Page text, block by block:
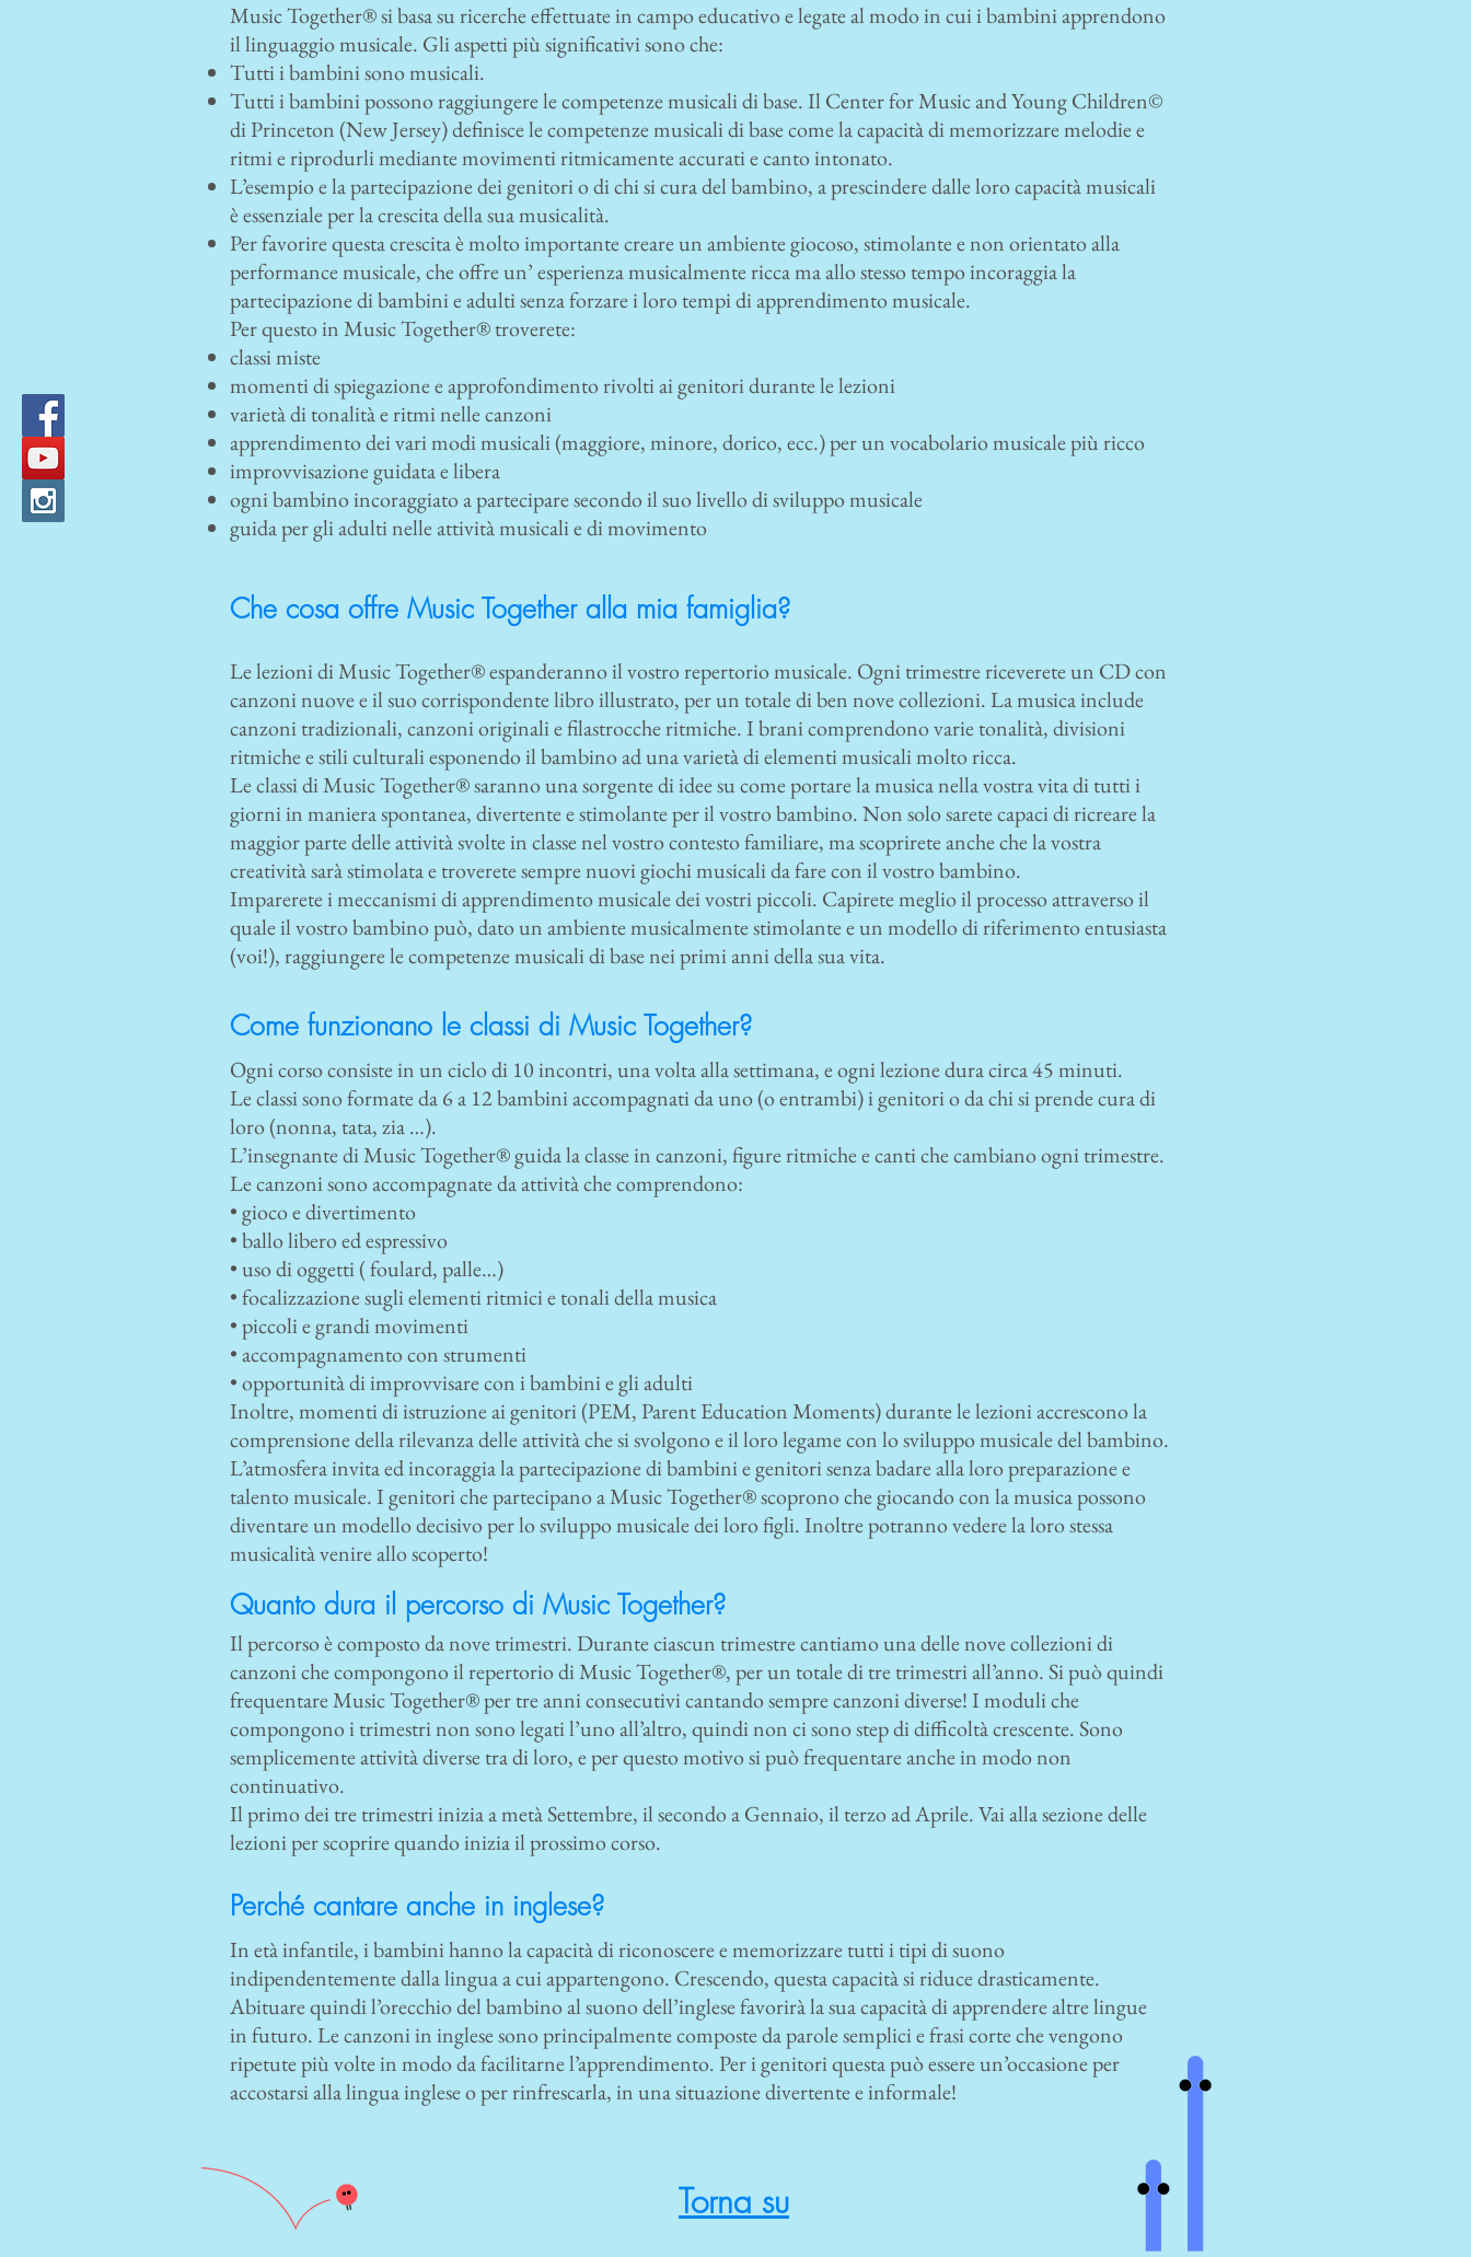
Music Together® si basa su ricerche effettuate in campo educativo e legate al modo in cui i bambini apprendono
il linguaggio musicale. Gli aspetti più significativi sono che:
Tutti i bambini sono musicali.
Tutti i bambini possono raggiungere le competenze musicali di base. Il Center for Music and Young Children©
di Princeton (New Jersey) definisce le competenze musicali di base come la capacità di memorizzare melodie e
ritmi e riprodurli mediante movimenti ritmicamente accurati e canto intonato.
L’esempio e la partecipazione dei genitori o di chi si cura del bambino, a prescindere dalle loro capacità musicali
è essenziale per la crescita della sua musicalità.
Per favorire questa crescita è molto importante creare un ambiente giocoso, stimolante e non orientato alla
performance musicale, che offre un’ esperienza musicalmente ricca ma allo stesso tempo incoraggia la
partecipazione di bambini e adulti senza forzare i loro tempi di apprendimento musicale.
Per questo in Music Together® troverete:
classi miste
momenti di spiegazione e approfondimento rivolti ai genitori durante le lezioni
varietà di tonalità e ritmi nelle canzoni
apprendimento dei vari modi musicali (maggiore, minore, dorico, ecc.) per un vocabolario musicale più ricco
improvvisazione guidata e libera
ogni bambino incoraggiato a partecipare secondo il suo livello di sviluppo musicale
guida per gli adulti nelle attività musicali e di movimento
Che cosa offre Music Together alla mia famiglia?
Le lezioni di Music Together® espanderanno il vostro repertorio musicale. Ogni trimestre riceverete un CD con
canzoni nuove e il suo corrispondente libro illustrato, per un totale di ben nove collezioni. La musica include
canzoni tradizionali, canzoni originali e filastrocche ritmiche. I brani comprendono varie tonalità, divisioni
ritmiche e stili culturali esponendo il bambino ad una varietà di elementi musicali molto ricca.
Le classi di Music Together® saranno una sorgente di idee su come portare la musica nella vostra vita di tutti i
giorni in maniera spontanea, divertente e stimolante per il vostro bambino. Non solo sarete capaci di ricreare la
maggior parte delle attività svolte in classe nel vostro contesto familiare, ma scoprirete anche che la vostra
creatività sarà stimolata e troverete sempre nuovi giochi musicali da fare con il vostro bambino.
Imparerete i meccanismi di apprendimento musicale dei vostri piccoli. Capirete meglio il processo attraverso il
quale il vostro bambino può, dato un ambiente musicalmente stimolante e un modello di riferimento entusiasta
(voi!), raggiungere le competenze musicali di base nei primi anni della sua vita.
Come funzionano le classi di Music Together?
Ogni corso consiste in un ciclo di 10 incontri, una volta alla settimana, e ogni lezione dura circa 45 minuti.
Le classi sono formate da 6 a 12 bambini accompagnati da uno (o entrambi) i genitori o da chi si prende cura di
loro (nonna, tata, zia …).
L’insegnante di Music Together® guida la classe in canzoni, figure ritmiche e canti che cambiano ogni trimestre.
Le canzoni sono accompagnate da attività che comprendono:
• gioco e divertimento
• ballo libero ed espressivo
• uso di oggetti ( foulard, palle…)
• focalizzazione sugli elementi ritmici e tonali della musica
• piccoli e grandi movimenti
• accompagnamento con strumenti
• opportunità di improvvisare con i bambini e gli adulti
Inoltre, momenti di istruzione ai genitori (PEM, Parent Education Moments) durante le lezioni accrescono la
comprensione della rilevanza delle attività che si svolgono e il loro legame con lo sviluppo musicale del bambino.
L’atmosfera invita ed incoraggia la partecipazione di bambini e genitori senza badare alla loro preparazione e
talento musicale. I genitori che partecipano a Music Together® scoprono che giocando con la musica possono
diventare un modello decisivo per lo sviluppo musicale dei loro figli. Inoltre potranno vedere la loro stessa
musicalità venire allo scoperto!
Quanto dura il percorso di Music Together?
Il percorso è composto da nove trimestri. Durante ciascun trimestre cantiamo una delle nove collezioni di
canzoni che compongono il repertorio di Music Together®, per un totale di tre trimestri all’anno. Si può quindi
frequentare Music Together® per tre anni consecutivi cantando sempre canzoni diverse! I moduli che
compongono i trimestri non sono legati l’uno all’altro, quindi non ci sono step di difficoltà crescente. Sono
semplicemente attività diverse tra di loro, e per questo motivo si può frequentare anche in modo non
continuativo.
Il primo dei tre trimestri inizia a metà Settembre, il secondo a Gennaio, il terzo ad Aprile. Vai alla sezione delle
lezioni per scoprire quando inizia il prossimo corso.
Perché cantare anche in inglese?
In età infantile, i bambini hanno la capacità di riconoscere e memorizzare tutti i tipi di suono
indipendentemente dalla lingua a cui appartengono. Crescendo, questa capacità si riduce drasticamente.
Abituare quindi l’orecchio del bambino al suono dell’inglese favorirà la sua capacità di apprendere altre lingue
in futuro. Le canzoni in inglese sono principalmente composte da parole semplici e frasi corte che vengono
ripetute più volte in modo da facilitarne l’apprendimento. Per i genitori questa può essere un’occasione per
accostarsi alla lingua inglese o per rinfrescarla, in una situazione divertente e informale!
Torna su